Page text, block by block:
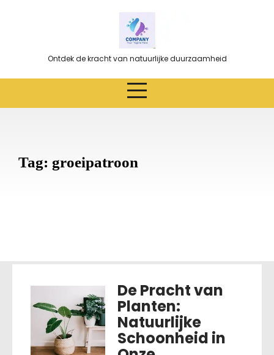
Ontdek de kracht van natuurlijke duurzaamheid
Tag: groeipatroon
De Pracht van
Planten:
Natuurlijke
Schoonheid in